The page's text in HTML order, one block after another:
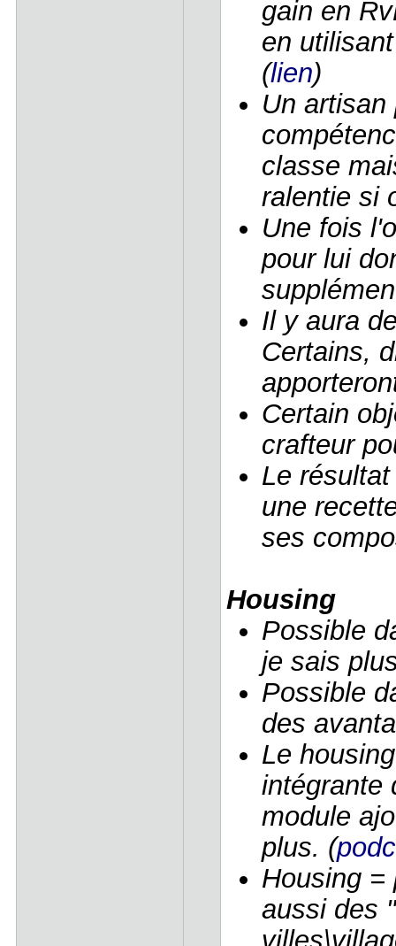
gain en
en
(lien)
Un
classe
ralentie si
Une fois
pour lui
Il y aura
Certains,
Certain
crafteur
Le
une
ses
Housing
Possible
je sais
Possible
des
Le
intégrante
module
plus. (
Housing =
aussi des